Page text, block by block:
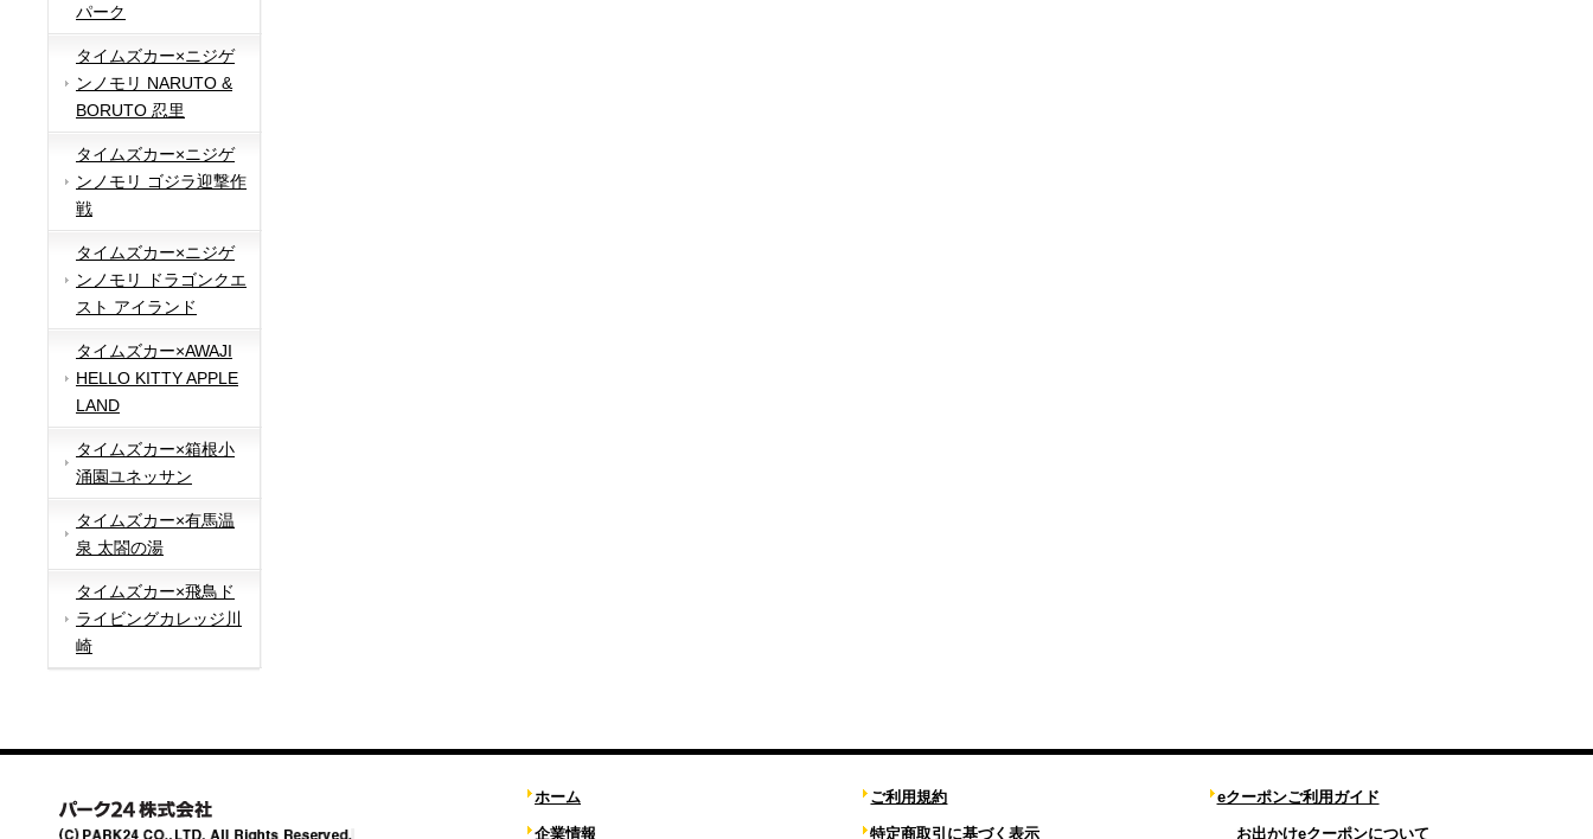
パーク
タイムズカー×ニジゲ
ンノモリ NARUTO &
BORUTO 忍里
タイムズカー×ニジゲ
ンノモリ ゴジラ迎撃作
戦
タイムズカー×ニジゲ
ンノモリ ドラゴンクエ
スト アイランド
タイムズカー×AWAJI
HELLO KITTY APPLE
LAND
タイムズカー×箱根小
涌園ユネッサン
タイムズカー×有馬温
泉 太閤の湯
タイムズカー×飛鳥ド
ライビングカレッジ川
崎
ホーム
企業情報
ご利用規約
特定商取引に基づく表示
eクーポンご利用ガイド
お出かけeクーポンについて